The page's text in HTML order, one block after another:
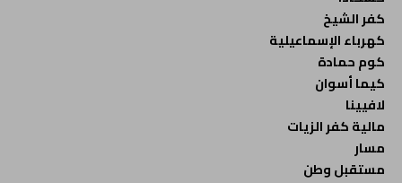
كفر الشيخ
كهرباء الإسماعيلية
كوم حمادة
كيما أسوان
لافيينا
مالية كفر الزيات
مسار
مستقبل وطن